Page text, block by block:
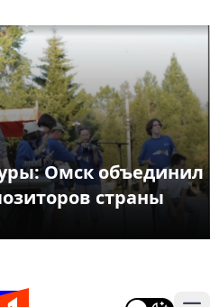
Омск объединил
страны